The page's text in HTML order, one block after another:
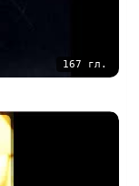
167 гл.